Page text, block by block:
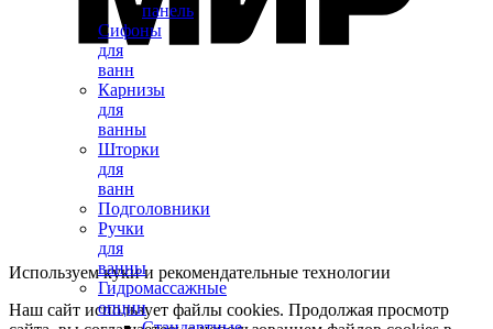
панель
Сифоны
для
ванн
Карнизы
для
ванны
Шторки
для
ванн
Подголовники
Ручки
для
ванны
Гидромассажные
опции
Используем куки и рекомендательные технологии
Наш сайт использует файлы cookies. Продолжая просмотр